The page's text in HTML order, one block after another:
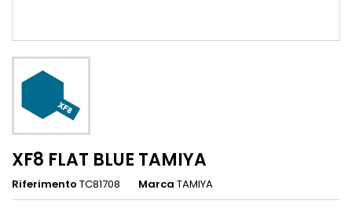
XF8 FLAT BLUE TAMIYA
Riferimento TC81708 Marca TAMIYA